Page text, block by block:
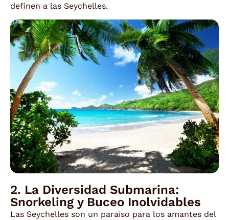
definen a las Seychelles.
2. La Diversidad Submarina:
Snorkeling y Buceo Inolvidables
Las Seychelles son un paraíso para los amantes del